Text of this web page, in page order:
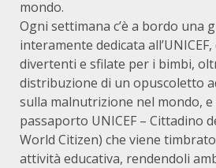
mondo.
Ogni settimana c’è a bordo una
interamente dedicata
divertenti e sfilate per i bimbi,
distribuzione di un opuscoletto
sulla malnutrizione nel mondo, e
passaporto UNICEF – Cittadino
World Citizen) che viene
attività educativa, rendendoli